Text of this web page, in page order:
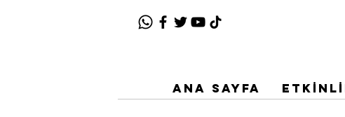
ANA SAYFA